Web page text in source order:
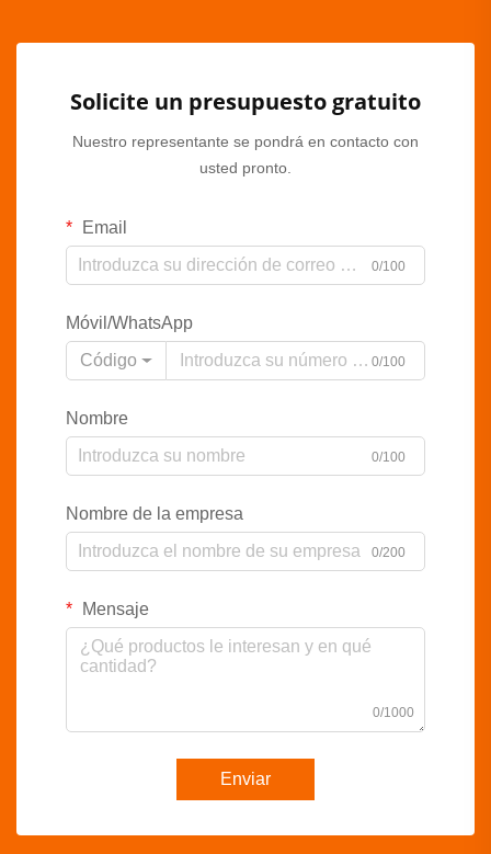
Solicite un presupuesto gratuito
Nuestro representante se pondrá en contacto con
usted pronto.
Email
0/100
Móvil/WhatsApp
Código
0/100
Nombre
0/100
Nombre de la empresa
0/200
Mensaje
0/1000
Enviar